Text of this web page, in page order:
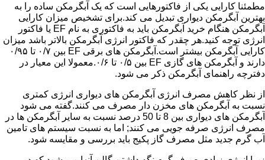
مطمئنا کارایی یکی از فاکتورهایی است که یک آبگرمکن ساده را به
بهترین آبگرمکن دیواری تبدیل می کند.برای تشخیص میزان کارایی
آبگرمکن هنگام خرید آبگرمکن باید به فاکتوری به نام EF یا فاکتور
انرژی توجه کنید.هر چقدر که فاکتور انرژی آبگرمکن بالاتر باشد میزان
کارایی آبگرمکن بیشتر است.آبگرمکن های برقی EF بین ۰/۷ تا ۰/۹۵
دارند و آبگرمکن های گازی EF بین ۰/۵ تا ۰/۶.معمولا این معیار در
دفترچه راهنمای آبگرمکن ذکر می شود.
از نظر کاهش مصرف انرژی آبگرمکن های دیواری انرژی کمتری
نسبت به آبگرمکن های مخزن دار مصرف می کنند.گفته می شود
آبگرمکن های دیواری بین 8 تا 50 درصد نسبت به سایر آبگرمکن ها در
مصرف انرژی صرفه جویی می کنند; اما به نسبت سیستم های تامین
آب گرم جدید مثل مصرف گاز پکیج باید بررسی و مقایسه شود.